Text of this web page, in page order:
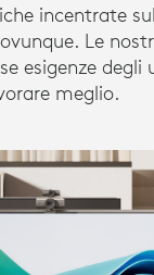
incentrate
Le
esigenze
meglio.